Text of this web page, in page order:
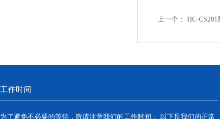
上一个： HC-
工作时间
为了避免不必要的等待，敬请注意我们的工作时间 。以下是我们的正常